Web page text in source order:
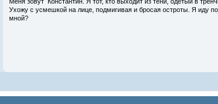
Ухожу с усмешкой на лице, подмигивая и бросая остроты. Я иду
мной?